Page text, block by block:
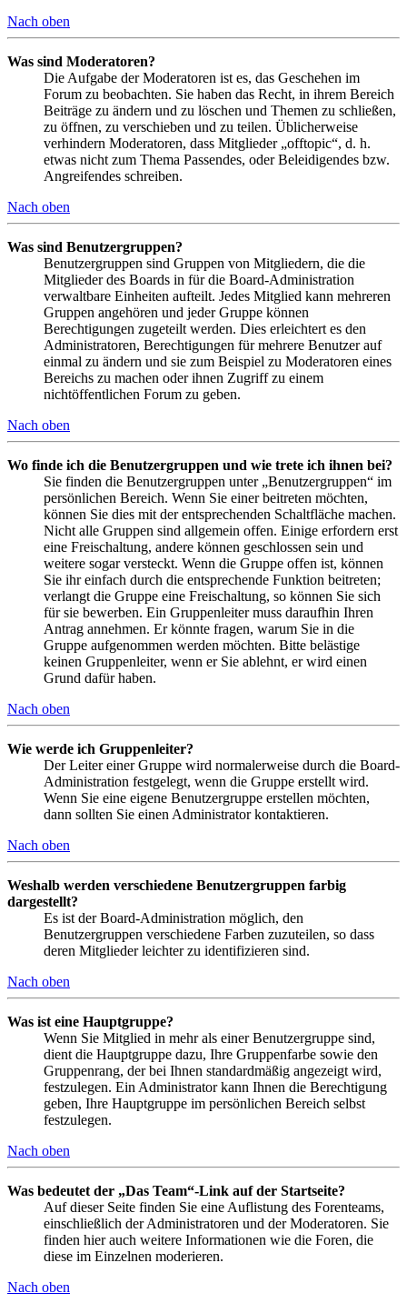
Nach oben
Was sind Moderatoren?
Die Aufgabe der Moderatoren ist es, das Geschehen im
Forum zu beobachten. Sie haben das Recht, in ihrem Bereich
Beiträge zu ändern und zu löschen und Themen zu schließen,
zu öffnen, zu verschieben und zu teilen. Üblicherweise
verhindern Moderatoren, dass Mitglieder „offtopic“, d. h.
etwas nicht zum Thema Passendes, oder Beleidigendes bzw.
Angreifendes schreiben.
Nach oben
Was sind Benutzergruppen?
Benutzergruppen sind Gruppen von Mitgliedern, die die
Mitglieder des Boards in für die Board-Administration
verwaltbare Einheiten aufteilt. Jedes Mitglied kann mehreren
Gruppen angehören und jeder Gruppe können
Berechtigungen zugeteilt werden. Dies erleichtert es den
Administratoren, Berechtigungen für mehrere Benutzer auf
einmal zu ändern und sie zum Beispiel zu Moderatoren eines
Bereichs zu machen oder ihnen Zugriff zu einem
nichtöffentlichen Forum zu geben.
Nach oben
Wo finde ich die Benutzergruppen und wie trete ich ihnen bei?
Sie finden die Benutzergruppen unter „Benutzergruppen“ im
persönlichen Bereich. Wenn Sie einer beitreten möchten,
können Sie dies mit der entsprechenden Schaltfläche machen.
Nicht alle Gruppen sind allgemein offen. Einige erfordern erst
eine Freischaltung, andere können geschlossen sein und
weitere sogar versteckt. Wenn die Gruppe offen ist, können
Sie ihr einfach durch die entsprechende Funktion beitreten;
verlangt die Gruppe eine Freischaltung, so können Sie sich
für sie bewerben. Ein Gruppenleiter muss daraufhin Ihren
Antrag annehmen. Er könnte fragen, warum Sie in die
Gruppe aufgenommen werden möchten. Bitte belästige
keinen Gruppenleiter, wenn er Sie ablehnt, er wird einen
Grund dafür haben.
Nach oben
Wie werde ich Gruppenleiter?
Der Leiter einer Gruppe wird normalerweise durch die Board-
Administration festgelegt, wenn die Gruppe erstellt wird.
Wenn Sie eine eigene Benutzergruppe erstellen möchten,
dann sollten Sie einen Administrator kontaktieren.
Nach oben
Weshalb werden verschiedene Benutzergruppen farbig
dargestellt?
Es ist der Board-Administration möglich, den
Benutzergruppen verschiedene Farben zuzuteilen, so dass
deren Mitglieder leichter zu identifizieren sind.
Nach oben
Was ist eine Hauptgruppe?
Wenn Sie Mitglied in mehr als einer Benutzergruppe sind,
dient die Hauptgruppe dazu, Ihre Gruppenfarbe sowie den
Gruppenrang, der bei Ihnen standardmäßig angezeigt wird,
festzulegen. Ein Administrator kann Ihnen die Berechtigung
geben, Ihre Hauptgruppe im persönlichen Bereich selbst
festzulegen.
Nach oben
Was bedeutet der „Das Team“-Link auf der Startseite?
Auf dieser Seite finden Sie eine Auflistung des Forenteams,
einschließlich der Administratoren und der Moderatoren. Sie
finden hier auch weitere Informationen wie die Foren, die
diese im Einzelnen moderieren.
Nach oben